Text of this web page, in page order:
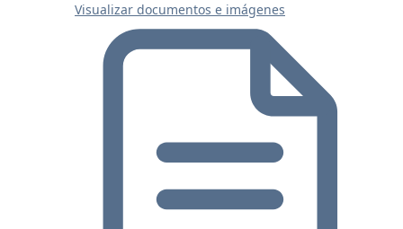
Visualizar documentos e imágenes